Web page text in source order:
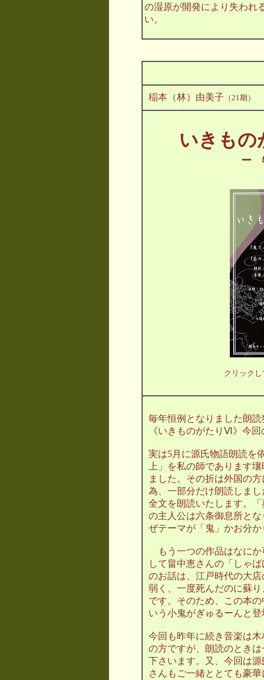
の湿原が開発により失われ
い。
稲本（林）由美子 （21期）
いきも
ー
クリック
毎年恒例となりました朗
《いきものがたりⅥ》今
実は5月に源氏物語朗読を
上」を私の師であります
ました。その折は外国の
為、一部分だけ朗読しま
全文を朗読いたします。
の主人公は六条御息所と
ぜテーマが「鬼」かお分
もう一つの作品はなにか
して畠中恵さんの「しゃ
のお話は、江戸時代の大
弱く、一度死んだのに蘇
です。そのため、この本
いう小鬼がぎゅるーんと
今回も昨年に続き音楽は
の方ですが、朗読のとき
下さいます。又、今回は
さんもご一緒ととても豪